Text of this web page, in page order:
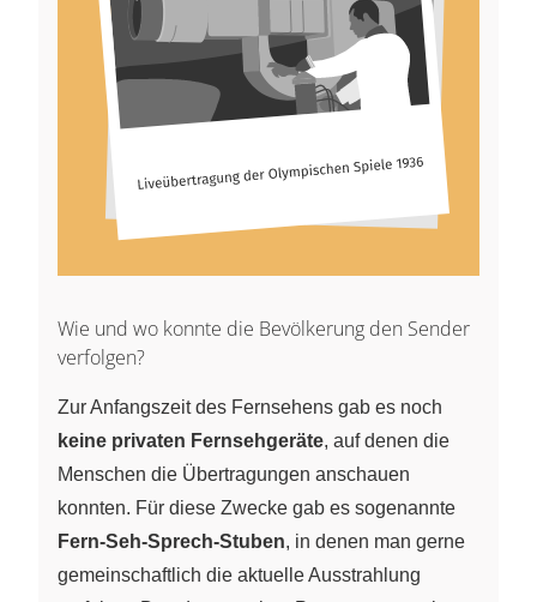
Wie und wo konnte die Bevölkerung den Sender
verfolgen?
Zur Anfangszeit des Fernsehens gab es noch
keine privaten Fernsehgeräte, auf denen die
Menschen die Übertragungen anschauen
konnten. Für diese Zwecke gab es sogenannte
Fern-Seh-Sprech-Stuben, in denen man gerne
gemeinschaftlich die aktuelle Ausstrahlung